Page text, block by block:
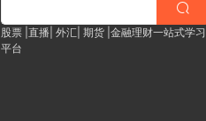
股票 |直播| 外汇| 期货 |金融理财一站式学习
平台